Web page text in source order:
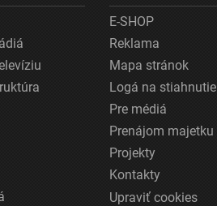
E-SHOP
Reklama
Mapa stránok
Logá na stiahnutie
Pre médiá
Prenájom majetku
Projekty
Kontakty
Upraviť cookies